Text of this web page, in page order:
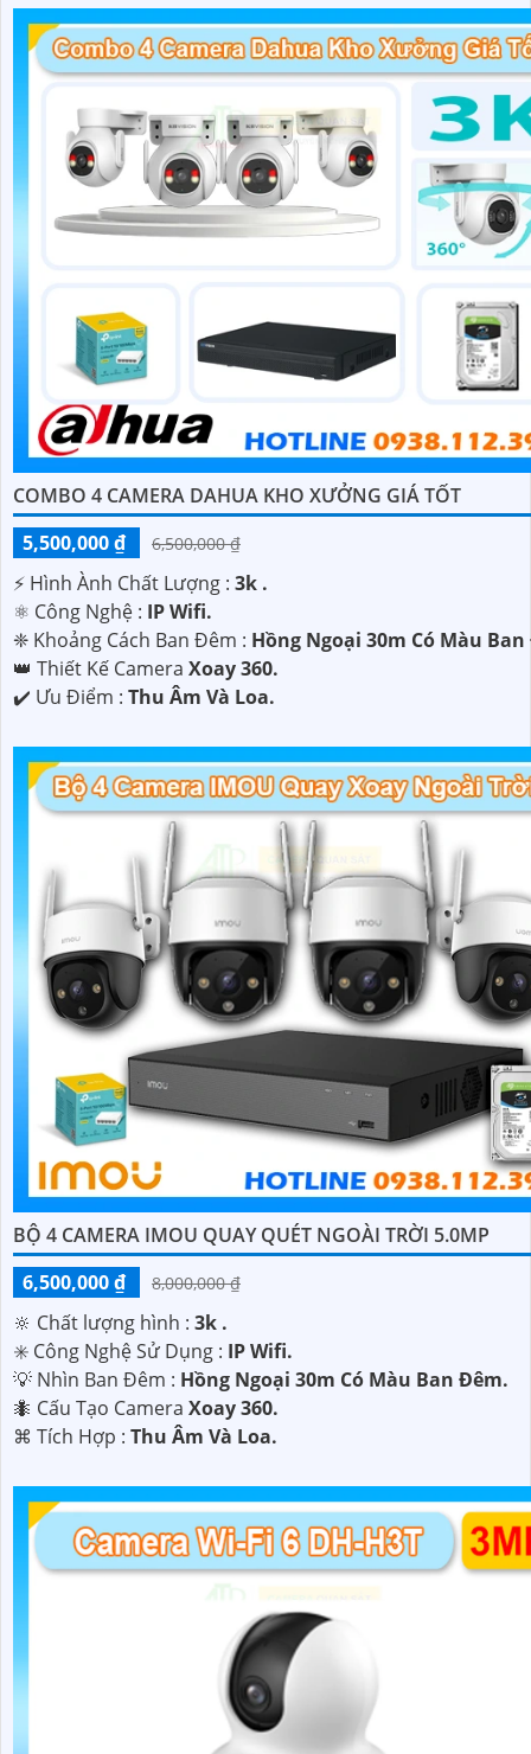
COMBO 4 CAMERA DAHUA KHO XƯỞNG GIÁ TỐT
5,500,000 ₫
6,500,000 ₫
️⚡ Hình Ành Chất Lượng : 3k .
⚛️ Công Nghệ : IP Wifi.
❈ Khoảng Cách Ban Đêm : Hồng Ngoại 30m Có Màu
👑 Thiết Kế Camera Xoay 360.
️✔️ Ưu Điểm : Thu Âm Và Loa.
BỘ 4 CAMERA IMOU QUAY QUÉT NGOÀI TRỜI 5.0MP
6,500,000 ₫
8,000,000 ₫
🔆 Chất lượng hình : 3k .
✳️ Công Nghệ Sử Dụng : IP Wifi.
💡 Nhìn Ban Đêm : Hồng Ngoại 30m Có Màu Ban Ðêm.
🐜 Cấu Tạo Camera Xoay 360.
️⌘ Tích Hợp : Thu Âm Và Loa.